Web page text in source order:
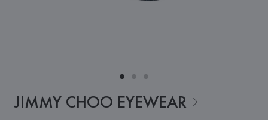
JIMMY CHOO EYEWEAR